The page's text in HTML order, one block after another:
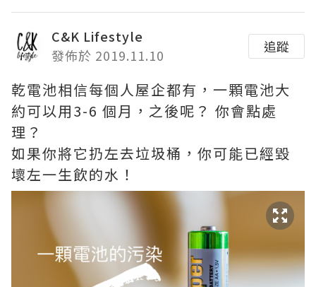
C&K Lifestyle
發佈於 2019.11.10
追蹤
乾電池相信每個人屋企都有，一顆電池大
約可以用3-6 個月，之後呢？ 你會點處
理？
如果你將它扔左去垃圾桶，你可能已經毀
壞左一生飲的水！